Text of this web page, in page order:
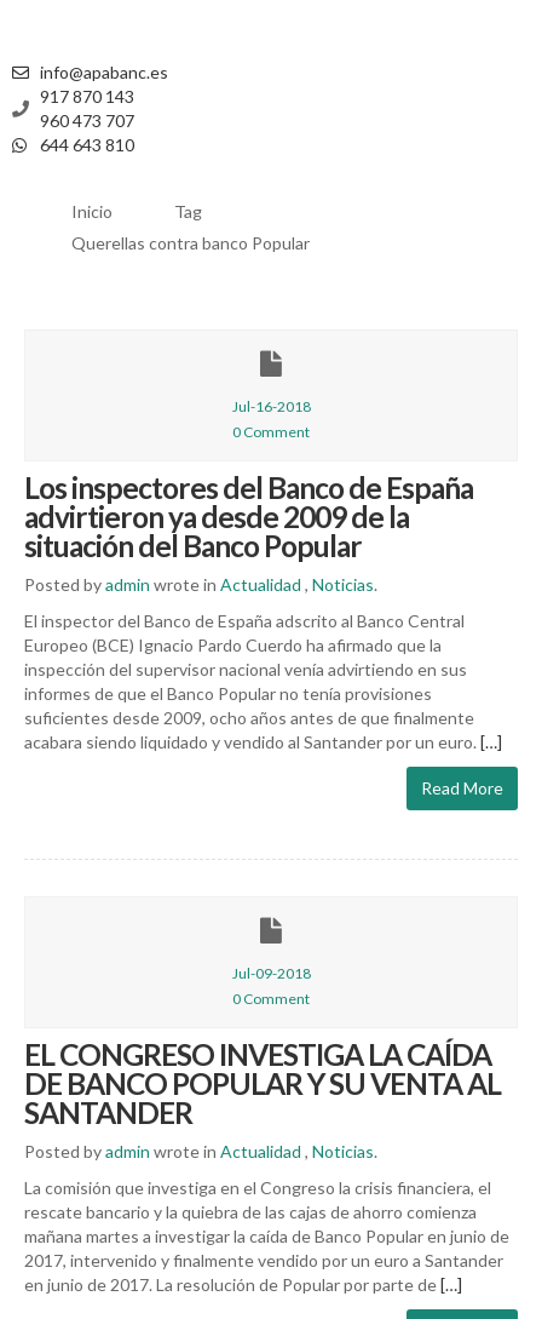
info@apabanc.es
917 870 143
960 473 707
644 643 810
Inicio
Tag
Querellas contra banco Popular
Jul-16-2018
0 Comment
Los inspectores del Banco de España
advirtieron ya desde 2009 de la
situación del Banco Popular
Posted byadmin wrote in Actualidad , Noticias.
El inspector del Banco de España adscrito al Banco Central
Europeo (BCE) Ignacio Pardo Cuerdo ha afirmado que la
inspección del supervisor nacional venía advirtiendo en sus
informes de que el Banco Popular no tenía provisiones
suficientes desde 2009, ocho años antes de que finalmente
acabara siendo liquidado y vendido al Santander por un euro. […]
Read More
Jul-09-2018
0 Comment
EL CONGRESO INVESTIGA LA CAÍDA
DE BANCO POPULAR Y SU VENTA AL
SANTANDER
Posted byadmin wrote in Actualidad , Noticias.
La comisión que investiga en el Congreso la crisis financiera, el
rescate bancario y la quiebra de las cajas de ahorro comienza
mañana martes a investigar la caída de Banco Popular en junio de
2017, intervenido y finalmente vendido por un euro a Santander
en junio de 2017. La resolución de Popular por parte de[…]